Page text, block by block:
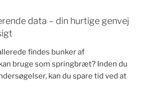
data – din hurtige genvej
findes bunker af
bruge som springbræt? Inden du
kan du spare tid ved at